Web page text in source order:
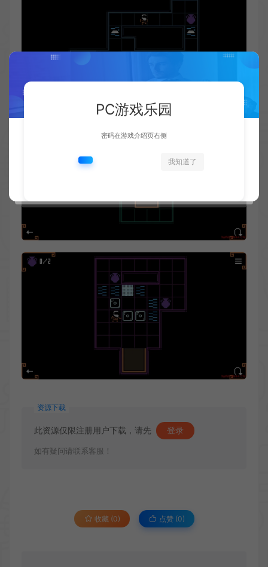
资源下载
此资源仅限注册用户下载，请先 登录
如有疑问请联系客服！
收藏 (0) 点赞 (0)
PC游戏乐园
密码在游戏介绍页右侧
我知道了